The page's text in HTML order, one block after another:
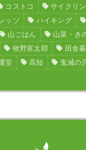
コストコ サイクリ
ッソ ハイキング
山ごはん 山菜・き
牧野富太郎 田舎
堂 高知 鬼滅の